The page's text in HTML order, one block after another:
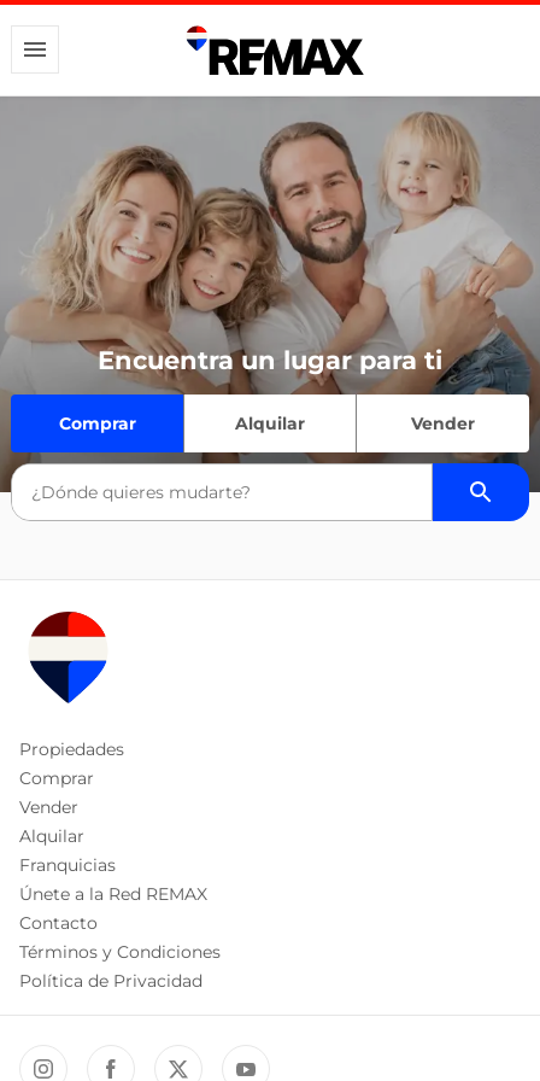
Encuentra un lugar para ti
Comprar Alquilar Vender
Propiedades
Comprar
Vender
Alquilar
Franquicias
Únete a la Red REMAX
Contacto
Términos y Condiciones
Política de Privacidad